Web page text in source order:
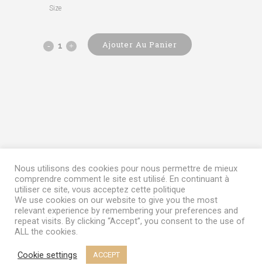
Size
Ivan Ajouter Au Panier
Nous utilisons des cookies pour nous permettre de mieux
comprendre comment le site est utilisé. En continuant à
utiliser ce site, vous acceptez cette politique
We use cookies on our website to give you the most
relevant experience by remembering your preferences and
repeat visits. By clicking “Accept”, you consent to the use of
ALL the cookies.
Cookie settings ACCEPT